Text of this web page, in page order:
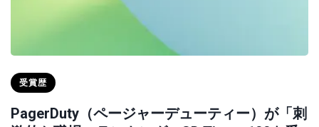
受賞歴
PagerDuty（ページャーデューティー）が「刺